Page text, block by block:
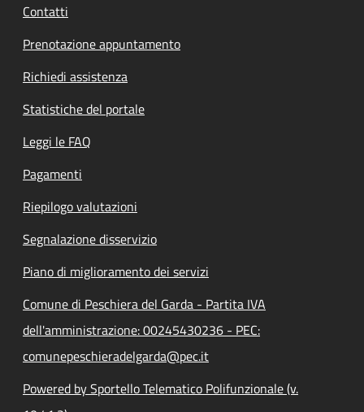
Contatti
Prenotazione appuntamento
Richiedi assistenza
Statistiche del portale
Leggi le FAQ
Pagamenti
Riepilogo valutazioni
Segnalazione disservizio
Piano di miglioramento dei servizi
Comune di Peschiera del Garda - Partita IVA
dell'amministrazione: 00245430236 - PEC:
comunepeschieradelgarda@pec.it
Powered by Sportello Telematico Polifunzionale (v.